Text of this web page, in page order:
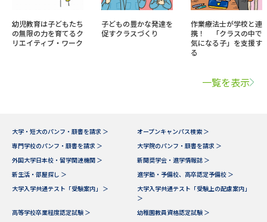
幼児教育は子どもたち
の無限の力を育てるク
リエイティブ・ワーク
子どもの豊かな発達を
促すクラスづくり
作業療法士が学校と連
携！ 「クラスの中で
気になる子」を支援す
る
一覧を表示
大学・短大のパンフ・願書を請求 ＞
オープンキャンパス検索 ＞
専門学校のパンフ・願書を請求 ＞
大学院のパンフ・願書を請求 ＞
外国大学日本校・留学関連機関 ＞
新聞奨学会・進学情報誌 ＞
新生活・部屋探し ＞
進学塾・予備校、高卒認定予備校 ＞
大学入学共通テスト「受験案内」 ＞
大学入学共通テスト「受験上の配慮案内」
＞
高等学校卒業程度認定試験 ＞
幼稚園教員資格認定試験 ＞